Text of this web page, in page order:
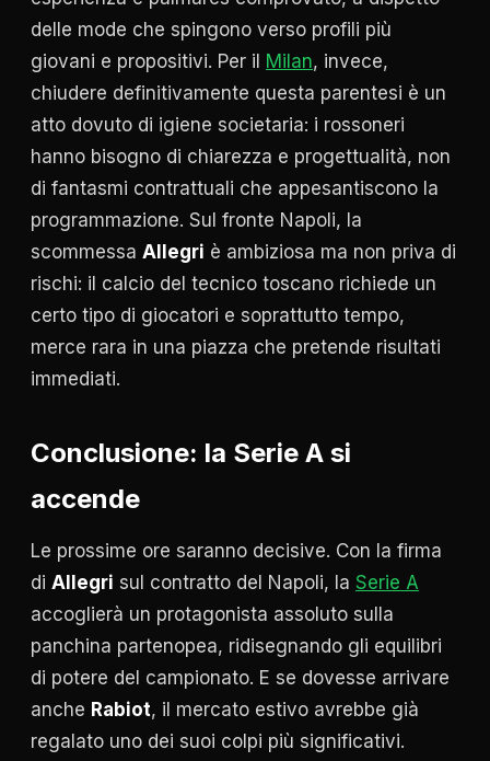
delle mode che spingono verso profili più
giovani e propositivi. Per il Milan, invece,
chiudere definitivamente questa parentesi è un
atto dovuto di igiene societaria: i rossoneri
hanno bisogno di chiarezza e progettualità, non
di fantasmi contrattuali che appesantiscono la
programmazione. Sul fronte Napoli, la
scommessa Allegri è ambiziosa ma non priva di
rischi: il calcio del tecnico toscano richiede un
certo tipo di giocatori e soprattutto tempo,
merce rara in una piazza che pretende risultati
immediati.
Conclusione: la Serie A si
accende
Le prossime ore saranno decisive. Con la firma
di Allegri sul contratto del Napoli, la Serie A
accoglierà un protagonista assoluto sulla
panchina partenopea, ridisegnando gli equilibri
di potere del campionato. E se dovesse arrivare
anche Rabiot, il mercato estivo avrebbe già
regalato uno dei suoi colpi più significativi.